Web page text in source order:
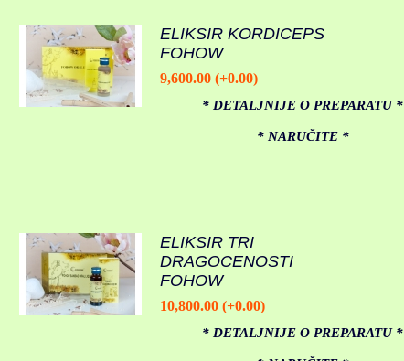
ELIKSIR KORDICEPS
FOHOW
9,600.00 (+0.00)
* DETALJNIJE O PREPARATU *
* NARUČITE *
ELIKSIR TRI
DRAGOCENOSTI
FOHOW
10,800.00 (+0.00)
* DETALJNIJE O PREPARATU *